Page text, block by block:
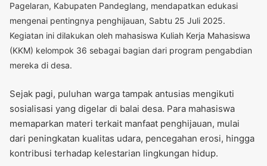
Pagelaran, Kabupaten Pandeglang, mendapatkan edukasi
mengenai pentingnya penghijauan, Sabtu 25 Juli 2025.
Kegiatan ini dilakukan oleh mahasiswa Kuliah Kerja Mahasiswa
(KKM) kelompok 36 sebagai bagian dari program pengabdian
mereka di desa.
Sejak pagi, puluhan warga tampak antusias mengikuti
sosialisasi yang digelar di balai desa. Para mahasiswa
memaparkan materi terkait manfaat penghijauan, mulai
dari peningkatan kualitas udara, pencegahan erosi, hingga
kontribusi terhadap kelestarian lingkungan hidup.